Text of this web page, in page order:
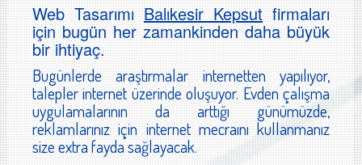
Web TasarımıBalıkesir Kepsutfirmaları
için bugün her zamankinden daha büyük
bir ihtiyaç.
Bugünlerde araştırmalar internetten yapılıyor,
talepler internet üzerinde oluşuyor. Evden çalışma
uygulamalarının da arttığı günümüzde,
reklamlarınız için internet mecraını kullanmanız
size extra fayda sağlayacak.